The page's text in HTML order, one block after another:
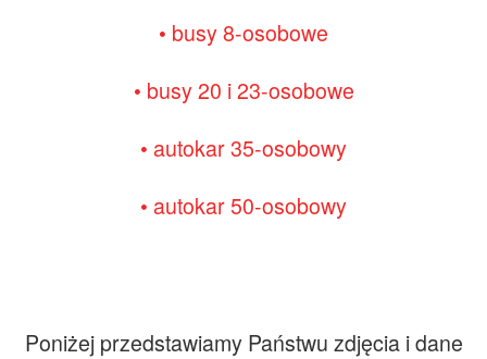
• busy 8-osobowe
• busy 20 i 23-osobowe
• autokar 35-osobowy
• autokar 50-osobowy
Poniżej przedstawiamy Państwu zdjęcia i dane